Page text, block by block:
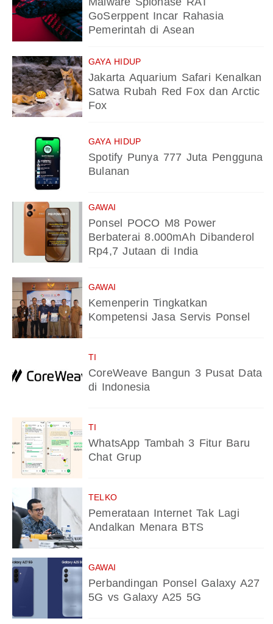
GoSerppent Incar Rahasia
Pemerintah di Asean
GAYA HIDUP
Jakarta Aquarium Safari Kenalkan
Satwa Rubah Red Fox dan Arctic
Fox
GAYA HIDUP
Spotify Punya 777 Juta Pengguna
Bulanan
GAWAI
Ponsel POCO M8 Power
Berbaterai 8.000mAh Dibanderol
Rp4,7 Jutaan di India
GAWAI
Kemenperin Tingkatkan
Kompetensi Jasa Servis Ponsel
TI
CoreWeave Bangun 3 Pusat Data
di Indonesia
TI
WhatsApp Tambah 3 Fitur Baru
Chat Grup
TELKO
Pemerataan Internet Tak Lagi
Andalkan Menara BTS
GAWAI
Perbandingan Ponsel Galaxy A27
5G vs Galaxy A25 5G